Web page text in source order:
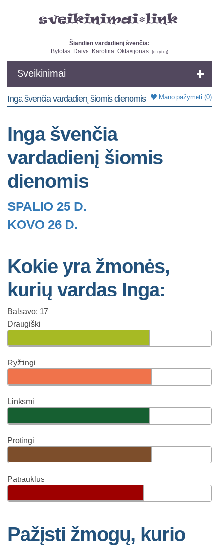
Šiandien vardadienį švenčia:
Bylotas Daiva Karolina Oktavijonas (o rytoj)
Sveikinimai
Mano pažymėti (0)
Inga švenčia vardadienį šiomis dienomis
Inga švenčia
vardadienį šiomis
dienomis
SPALIO 25 D.
KOVO 26 D.
Kokie yra žmonės,
kurių vardas Inga:
Balsavo: 17
Draugiški
Ryžtingi
Linksmi
Protingi
Patrauklūs
Pažįsti žmogų, kurio